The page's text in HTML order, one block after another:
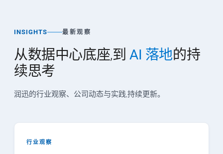
INSIGHTS 最新观察
从数据中心底座,到AI 落地的持
续思考
润迅的行业观察、公司动态与实践,持续更新。
行业观察